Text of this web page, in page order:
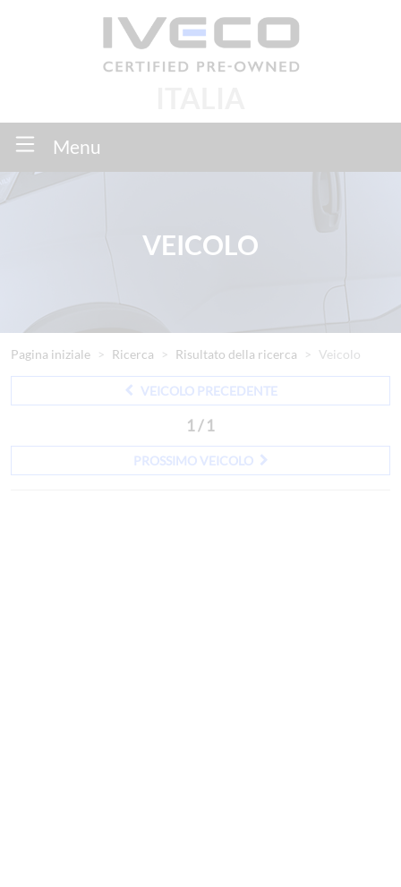
Menu
VEICOLO
Pagina iniziale Ricerca Risultato della ricerca Veicolo
VEICOLO PRECEDENTE
1 / 1
PROSSIMO VEICOLO